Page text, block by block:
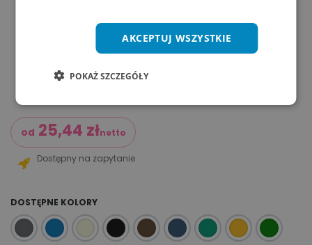
od 25,44 złnetto
Dostępny na zapytanie
DOSTĘPNE KOLORY
AKCEPTUJ WSZYSTKIE
POKAŻ SZCZEGÓŁY